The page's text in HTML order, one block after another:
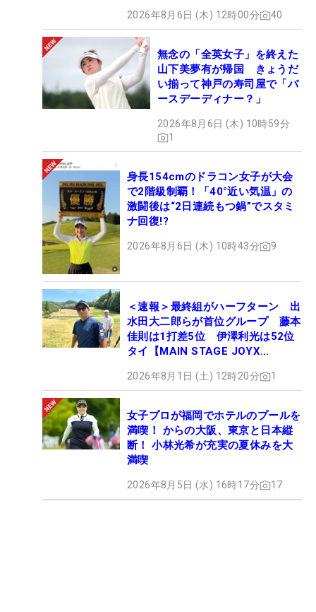
2026年8月6日 (木) 12時00分 40
無念の「全英女子」を終えた
山下美夢有が帰国 きょうだ
い揃って神戸の寿司屋で「バ
ースデーディナー？」
2026年8月6日 (木) 10時59分
1
身長154cmのドラコン女子が大会
で2階級制覇！「40°近い気温」の
激闘後は“2日連続もつ鍋”でスタミ
ナ回復!?
2026年8月6日 (木) 10時43分 9
＜速報＞最終組がハーフターン 出
水田大二郎らが首位グループ 藤本
佳則は1打差5位 伊澤利光は52位
タイ【MAIN STAGE JOYX
2026年8月1日 (土) 12時20分 1
女子プロが福岡でホテルのプールを
満喫！ からの大阪、東京と日本縦
断！ 小林光希が充実の夏休みを大
満喫
2026年8月5日 (水) 16時17分 17